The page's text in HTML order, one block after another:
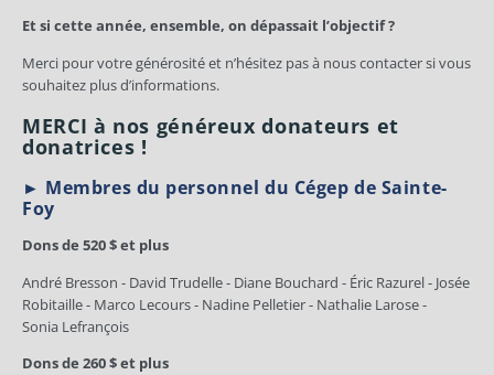
Et si cette année, ensemble, on dépassait l’objectif ?
Merci pour votre générosité et n’hésitez pas à nous contacter si vous
souhaitez plus d’informations.
MERCI à nos généreux donateurs et
donatrices !
► Membres du personnel du Cégep de Sainte-
Foy
Dons de 520 $ et plus
André Bresson - David Trudelle - Diane Bouchard - Éric Razurel - Josée
Robitaille - Marco Lecours - Nadine Pelletier - Nathalie Larose -
Sonia Lefrançois
Dons de 260 $ et plus